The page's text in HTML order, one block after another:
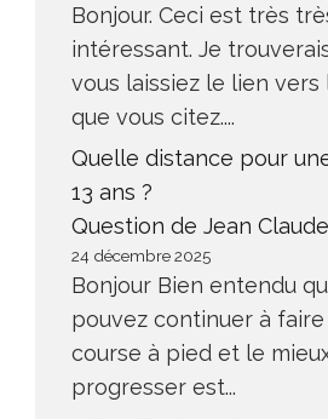
Bonjour. Ceci est très
intéressant. Je
vous laissiez le lien vers
que vous citez....
Quelle distance pour
13 ans ?
Question de Jean
24 décembre 2025
Bonjour Bien entendu
pouvez continuer à
course à pied et le
progresser est...